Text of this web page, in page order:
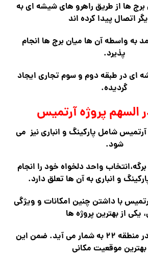
برج ها از طریق راهرو های شیشه ای به
اتصال پیدا کرده اند
به واسطه آن ها میان برج ها انجام
پذیرد.
ای در طبقه دوم و سوم تجاری ایجاد
گردیده.
السهم پروژه آرتمیس
شامل پارکینگ و انباری نیز می
شود.
انتخاب واحد دلخواه خود را انجام
و انباری به آن ها تعلق دارد.
با داشتن چنین امکانات و ویژگی
یکی از بهترین پروژه ها
برای سرمایه گذاری در منطقه ۲۲ به شمار می آید. ضمن این
موقعیت مکانی